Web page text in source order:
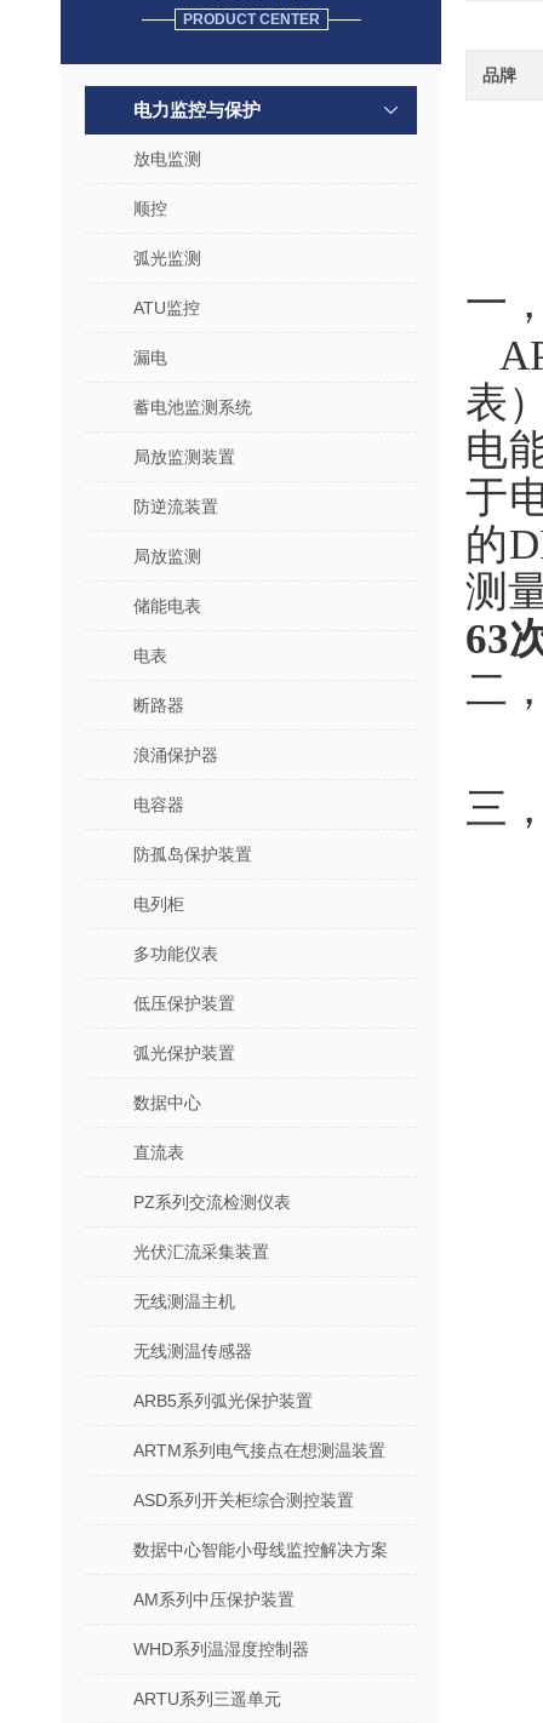
PRODUCT CENTER
电力监控与保护
放电监测
顺控
弧光监测
ATU监控
漏电
蓄电池监测系统
局放监测装置
防逆流装置
局放监测
储能电表
电表
断路器
浪涌保护器
电容器
防孤岛保护装置
电列柜
多功能仪表
低压保护装置
弧光保护装置
数据中心
直流表
PZ系列交流检测仪表
光伏汇流采集装置
无线测温主机
无线测温传感器
ARB5系列弧光保护装置
ARTM系列电气接点在想测温装置
ASD系列开关柜综合测控装置
数据中心智能小母线监控解决方案
AM系列中压保护装置
WHD系列温湿度控制器
ARTU系列三遥单元
品牌
一
表
电
于
的
测
63
二
三